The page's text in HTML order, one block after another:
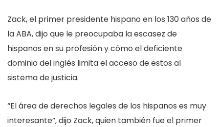
Zack, el primer presidente hispano en los 130 años de
la ABA, dijo que le preocupaba la escasez de
hispanos en su profesión y cómo el deficiente
dominio del inglés limita el acceso de estos al
sistema de justicia.
“El área de derechos legales de los hispanos es muy
interesante”, dijo Zack, quien también fue el primer